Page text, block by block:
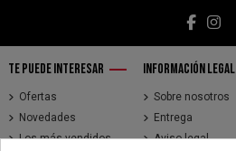
TE PUEDE INTERESAR
Ofertas
Novedades
Los más vendidos
INFORMACIÓN LEGAL
Sobre nosotros
Entrega
Aviso legal